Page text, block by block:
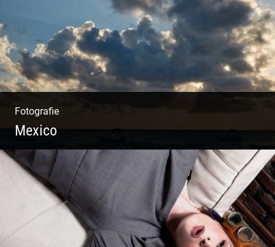
Fotografie
Mexico
Travelling Mexico | Tulum Sunsets | Yellow
Izamal | Isla Holbox